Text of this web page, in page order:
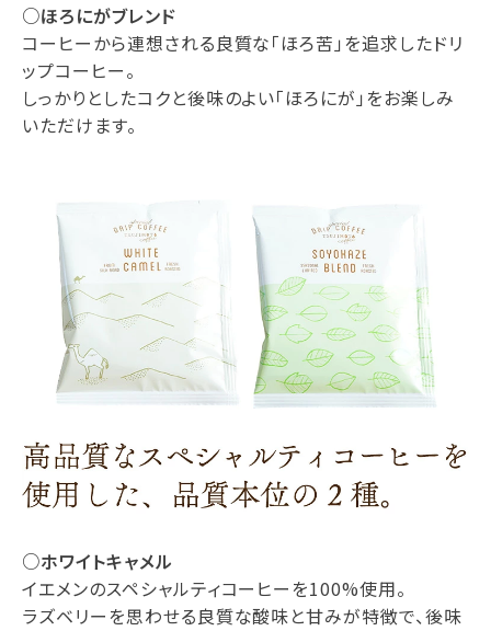
○ほろにがブレンド
コーヒーから連想される良質な「ほろ苦」を追求したドリ
ップコーヒー。
しっかりとしたコクと後味のよい「ほろにが」をお楽しみ
いただけます。
○ホワイトキャメル
イエメンのスペシャルティコーヒーを100%使用。
ラズベリーを思わせる良質な酸味と甘みが特徴で、後味